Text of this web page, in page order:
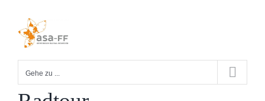
springen
Gehe zu ...